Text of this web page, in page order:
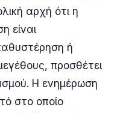
αρχή ότι η
είναι
ή
προσθέτει
Η ενημέρωση
στο οποίο